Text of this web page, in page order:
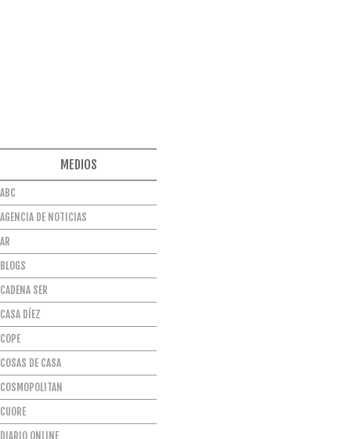
MEDIOS
ABC
AGENCIA DE NOTICIAS
AR
BLOGS
CADENA SER
CASA DÍEZ
COPE
COSAS DE CASA
COSMOPOLITAN
CUORE
DIARIO ONLINE